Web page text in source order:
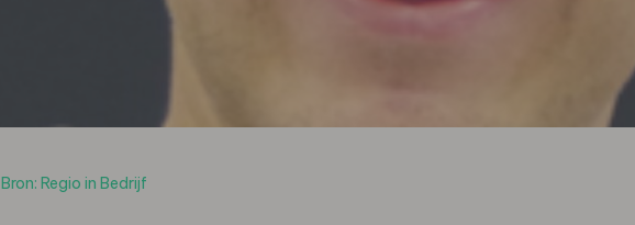
Bron: Regio in Bedrijf